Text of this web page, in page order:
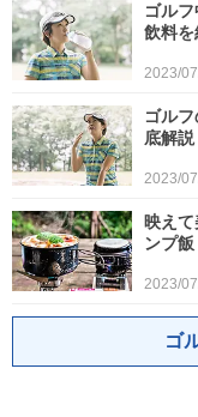
ゴル
飲料を
2023/
ゴル
底解説
2023/
映え
ンプ
2023/
ゴ